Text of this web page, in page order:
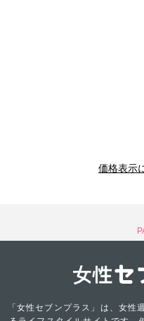
価格表示
「女性セブンプラス」は、女